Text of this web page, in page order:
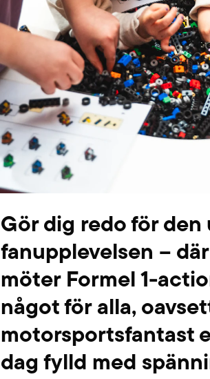
Gör dig redo för den
fanupplevelsen –
möter Formel 1-
något för alla,
motorsportsfantast
dag fylld med